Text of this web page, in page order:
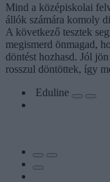
Mind a középiskolai
állók számára komoly
A következő tesztek
megismerd önmagad,
döntést hozhasd. Jól
rosszul döntöttek, így
Eduline